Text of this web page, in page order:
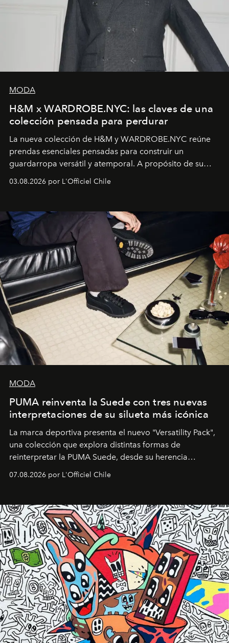
MODA
H&M x WARDROBE.NYC: las claves de una
colección pensada para perdurar
La nueva colección de H&M y WARDROBE.NYC reúne
prendas esenciales pensadas para construir un
guardarropa versátil y atemporal. A propósito de su
lanzamiento, los fundadores de la firma neoyorquina y
la asesora creativa y jefa de diseño global de la marca
y la filosofía detrás de la propuesta.
03.08.2026 por L'Officiel Chile
MODA
PUMA reinventa la Suede con tres nuevas
interpretaciones de su silueta más icónica
La marca deportiva presenta el nuevo "Versatility Pack",
una colección que explora distintas formas de
reinterpretar la PUMA Suede, desde su herencia
deportiva hasta una mirada moderna inspirada en el
diseño y el universo outdoor.
07.08.2026 por L'Officiel Chile